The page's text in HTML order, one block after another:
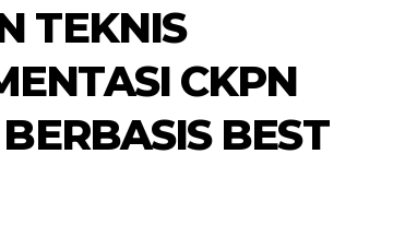
TEKNIS
CKPN
BEST